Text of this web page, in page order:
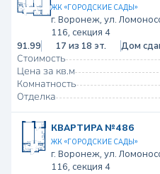
ЖК «ГОРОДСКИЕ САДЫ»
г. Воронеж, ул.
116, секция 4
91.99
17 из 18 эт. Дом
Стоимость
Цена за кв.м
Комнатность
Отделка
КВАРТИРА №486
ЖК «ГОРОДСКИЕ САДЫ»
г. Воронеж, ул.
116, секция 4